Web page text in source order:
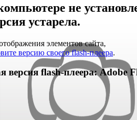
не
устарела.
элементов сайта,
версию своего flash-плеера.
версия flash-плеера: Adobe